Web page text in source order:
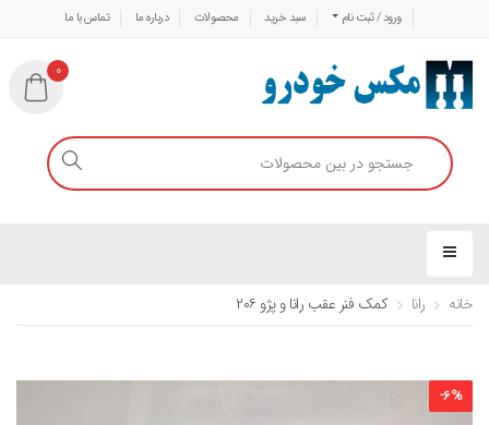
ورود / ثبت نام سبد خرید محصولات درباره ما تماس با ما
0
خانه رانا کمک فنر عقب رانا و پژو ۲۰۶
-6%